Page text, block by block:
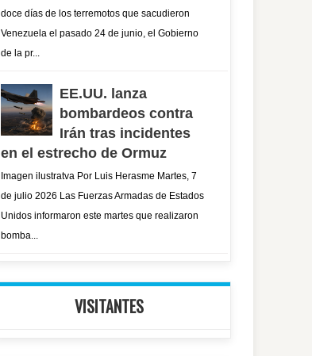
doce días de los terremotos que sacudieron
Venezuela el pasado 24 de junio, el Gobierno
de la pr...
EE.UU. lanza
bombardeos contra
Irán tras incidentes
en el estrecho de Ormuz
Imagen ilustratva Por Luis Herasme Martes, 7
de julio 2026 Las Fuerzas Armadas de Estados
Unidos informaron este martes que realizaron
bomba...
VISITANTES